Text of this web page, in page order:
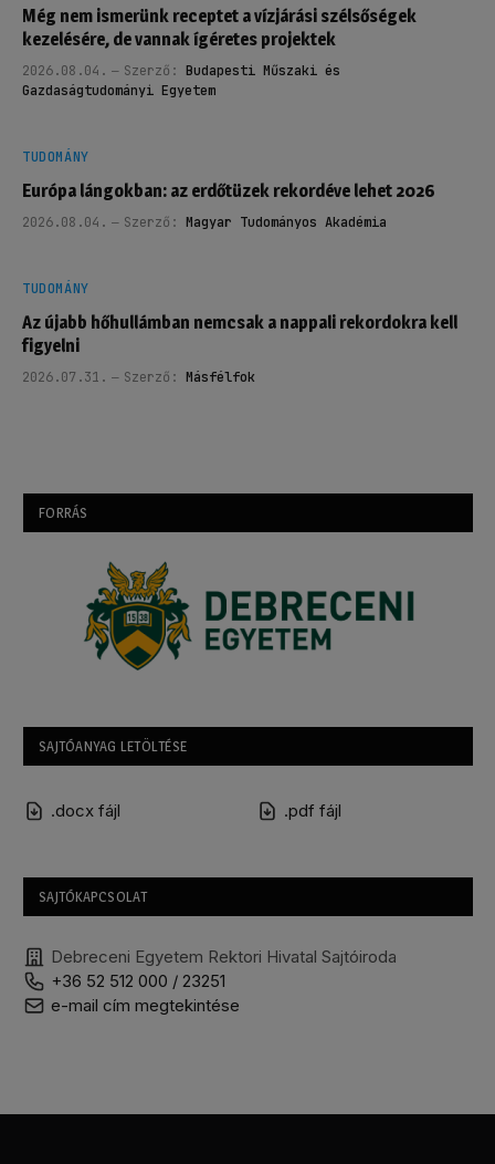
Még nem ismerünk receptet a vízjárási szélsőségek
kezelésére, de vannak ígéretes projektek
2026.08.04. Szerző: Budapesti Műszaki és
Gazdaságtudományi Egyetem
TUDOMÁNY
Európa lángokban: az erdőtüzek rekordéve lehet 2026
2026.08.04. Szerző: Magyar Tudományos Akadémia
TUDOMÁNY
Az újabb hőhullámban nemcsak a nappali rekordokra kell
figyelni
2026.07.31. Szerző: Másfélfok
FORRÁS
SAJTÓANYAG LETÖLTÉSE
.docx fájl .pdf fájl
SAJTÓKAPCSOLAT
Debreceni Egyetem Rektori Hivatal Sajtóiroda
+36 52 512 000 / 23251
e-mail cím megtekintése